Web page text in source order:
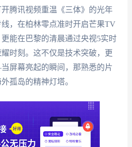
腾讯视频重温《三体》的光年
，在柏林零点准时开启芒果TV
能在巴黎的清晨通过央视5实时
时刻。这不仅是技术突破，更
屏幕亮起的瞬间，那熟悉的片
孤岛的精神灯塔。